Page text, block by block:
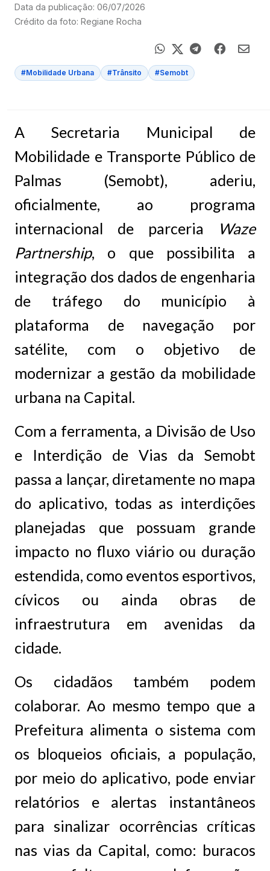
Data da publicação: 06/07/2026
Crédito da foto: Regiane Rocha
#Mobilidade Urbana #Trânsito #Semobt
A Secretaria Municipal de
Mobilidade e Transporte Público de
Palmas (Semobt), aderiu,
oficialmente, ao programa
internacional de parceria
Waze
Partnership, o que possibilita a
integração dos dados de engenharia
de tráfego do município à
plataforma de navegação por
satélite, com o objetivo de
modernizar a gestão da mobilidade
urbana na Capital.
Com a ferramenta, a Divisão de Uso
e Interdição de Vias da Semobt
passa a lançar, diretamente no mapa
do aplicativo, todas as interdições
planejadas que possuam grande
impacto no fluxo viário ou duração
estendida, como eventos esportivos,
cívicos ou ainda obras de
infraestrutura em avenidas da
cidade.
Os cidadãos também podem
colaborar. Ao mesmo tempo que a
Prefeitura alimenta o sistema com
os bloqueios oficiais, a população,
por meio do aplicativo, pode enviar
relatórios e alertas instantâneos
para sinalizar ocorrências críticas
nas vias da Capital, como: buracos